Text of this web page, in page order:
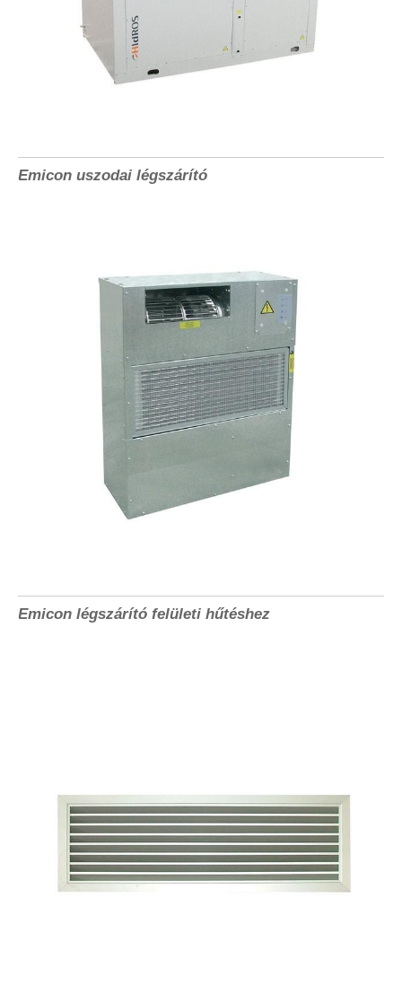
Emicon uszodai légszárító
Emicon légszárító felületi hűtéshez